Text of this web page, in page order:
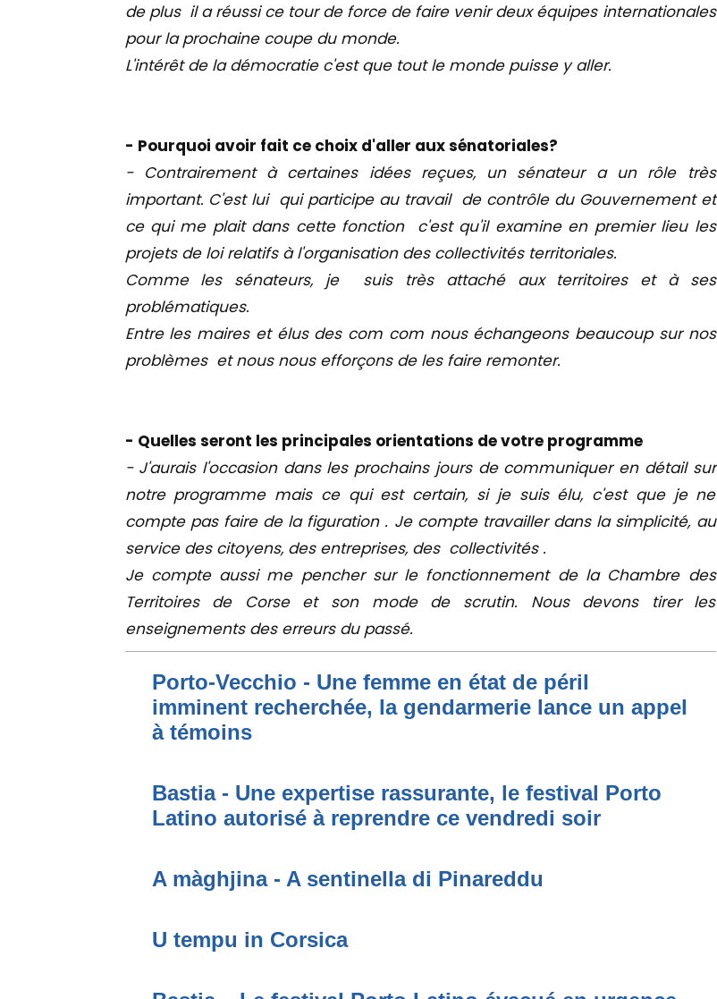
de plus il a réussi ce tour de force de faire venir deux équipes internationales
pour la prochaine coupe du monde.
L'intérêt de la démocratie c'est que tout le monde puisse y aller.
- Pourquoi avoir fait ce choix d'aller aux sénatoriales?
- Contrairement à certaines idées reçues, un sénateur a un rôle très
important. C'est lui qui participe au travail de contrôle du Gouvernement et
ce qui me plait dans cette fonction c'est qu'il examine en premier lieu les
projets de loi relatifs à l'organisation des collectivités territoriales.
Comme les sénateurs, je suis très attaché aux territoires et à ses
problématiques.
Entre les maires et élus des com com nous échangeons beaucoup sur nos
problèmes et nous nous efforçons de les faire remonter.
- Quelles seront les principales orientations de votre programme
- J'aurais l'occasion dans les prochains jours de communiquer en détail sur
notre programme mais ce qui est certain, si je suis élu, c'est que je ne
compte pas faire de la figuration . Je compte travailler dans la simplicité, au
service des citoyens, des entreprises, des collectivités .
Je compte aussi me pencher sur le fonctionnement de la Chambre des
Territoires de Corse et son mode de scrutin. Nous devons tirer les
enseignements des erreurs du passé.
Porto-Vecchio - Une femme en état de péril
imminent recherchée, la gendarmerie lance un appel
à témoins
Bastia - Une expertise rassurante, le festival Porto
Latino autorisé à reprendre ce vendredi soir
A màghjina - A sentinella di Pinareddu
U tempu in Corsica